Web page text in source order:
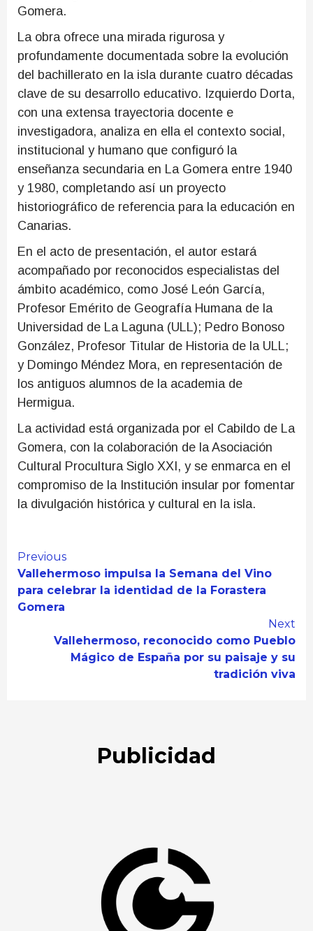
Gomera.
La obra ofrece una mirada rigurosa y
profundamente documentada sobre la evolución
del bachillerato en la isla durante cuatro décadas
clave de su desarrollo educativo. Izquierdo Dorta,
con una extensa trayectoria docente e
investigadora, analiza en ella el contexto social,
institucional y humano que configuró la
enseñanza secundaria en La Gomera entre 1940
y 1980, completando así un proyecto
historiográfico de referencia para la educación en
Canarias.
En el acto de presentación, el autor estará
acompañado por reconocidos especialistas del
ámbito académico, como José León García,
Profesor Emérito de Geografía Humana de la
Universidad de La Laguna (ULL); Pedro Bonoso
González, Profesor Titular de Historia de la ULL;
y Domingo Méndez Mora, en representación de
los antiguos alumnos de la academia de
Hermigua.
La actividad está organizada por el Cabildo de La
Gomera, con la colaboración de la Asociación
Cultural Procultura Siglo XXI, y se enmarca en el
compromiso de la Institución insular por fomentar
la divulgación histórica y cultural en la isla.
Continue
Reading
Previous
Vallehermoso impulsa la Semana del Vino
para celebrar la identidad de la Forastera
Gomera
Next
Vallehermoso, reconocido como Pueblo
Mágico de España por su paisaje y su
tradición viva
Publicidad